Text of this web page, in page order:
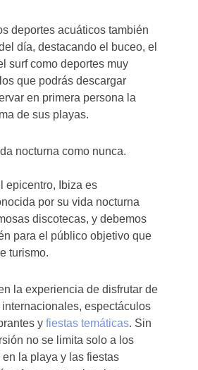
deportes acuáticos también
día, destacando el buceo, el
surf como deportes muy
que podrás descargar
en primera persona la
de sus playas.
nocturna como nunca.
epicentro, Ibiza es
por su vida nocturna
discotecas, y debemos
para el público objetivo que
turismo.
la experiencia de disfrutar de
espectáculos
yfiestas temáticas. Sin
no se limita solo a los
la playa y las fiestas